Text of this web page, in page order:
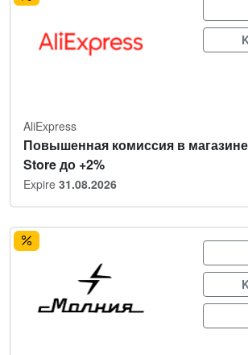
AliExpress
Повышенная комиссия в
Store до +2%
Expire 31.08.2026